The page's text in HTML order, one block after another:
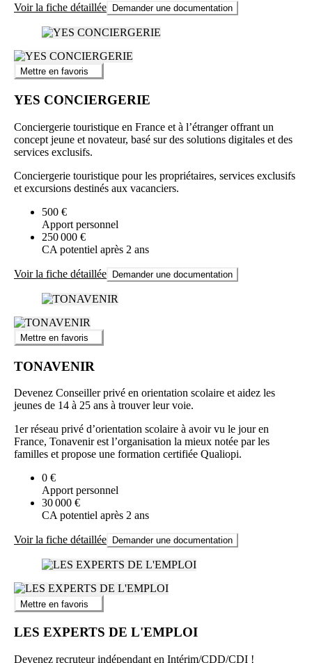
Voir la fiche détaillée Demander une documentation
Mettre en favoris
YES CONCIERGERIE
Conciergerie touristique en France et à l’étranger offrant un
concept jeune et novateur, basé sur des solutions digitales et des
services exclusifs.
Conciergerie touristique pour les propriétaires, services exclusifs
et excursions destinés aux vacanciers.
500 €
Apport personnel
250 000 €
CA potentiel après 2 ans
Voir la fiche détaillée Demander une documentation
Mettre en favoris
TONAVENIR
Devenez Conseiller privé en orientation scolaire et aidez les
jeunes de 14 à 25 ans à trouver leur voie.
1er réseau privé d’orientation scolaire à avoir vu le jour en
France, Tonavenir est l’organisation la mieux notée par les
familles et propose une formation certifiée Qualiopi.
0 €
Apport personnel
30 000 €
CA potentiel après 2 ans
Voir la fiche détaillée Demander une documentation
Mettre en favoris
LES EXPERTS DE L'EMPLOI
Devenez recruteur indépendant en Intérim/CDD/CDI !